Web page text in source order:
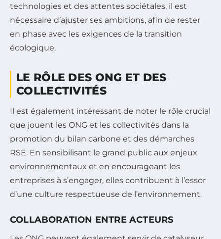
technologies et des attentes sociétales, il est
nécessaire d’ajuster ses ambitions, afin de rester
en phase avec les exigences de la transition
écologique.
LE RÔLE DES ONG ET DES
COLLECTIVITÉS
Il est également intéressant de noter le rôle crucial
que jouent les ONG et les collectivités dans la
promotion du bilan carbone et des démarches
RSE. En sensibilisant le grand public aux enjeux
environnementaux et en encourageant les
entreprises à s’engager, elles contribuent à l’essor
d’une culture respectueuse de l’environnement.
COLLABORATION ENTRE ACTEURS